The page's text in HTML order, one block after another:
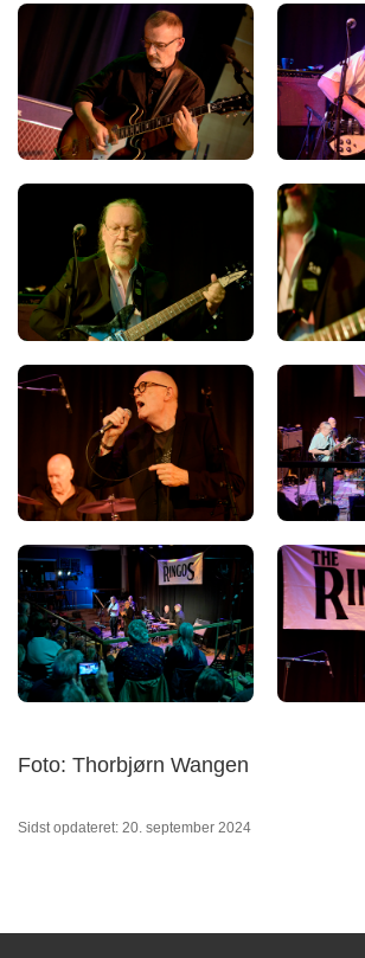
Foto: Thorbjørn Wangen
Sidst opdateret: 20. september 2024